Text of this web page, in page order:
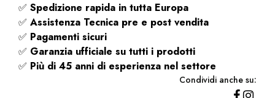
✅ Spedizione rapida in tutta Europa
✅ Assistenza Tecnica pre e post vendita
✅ Pagamenti sicuri
✅ Garanzia ufficiale su tutti i prodotti
✅ Più di 45 anni di esperienza nel settore
Condividi anche su: